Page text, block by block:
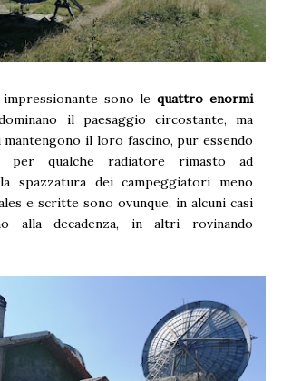
sono lequattro enormi
il paesaggio circostante, ma
il loro fascino, pur essendo
qualche radiatore rimasto ad
spazzatura dei campeggiatori meno
e scritte sono ovunque, in alcuni casi
alla decadenza, in altri rovinando